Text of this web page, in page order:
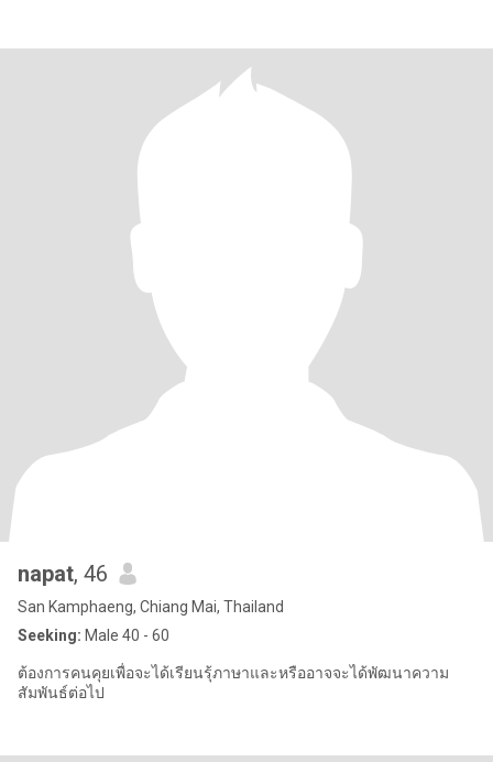
napat, 46
San Kamphaeng, Chiang Mai, Thailand
Seeking: Male 40 - 60
ต้องการคนคุยเพื่อจะได้เรียนรุ้ภาษาและหรืออาจจะได้พัฒนาความ
สัมพันธ์ต่อไป